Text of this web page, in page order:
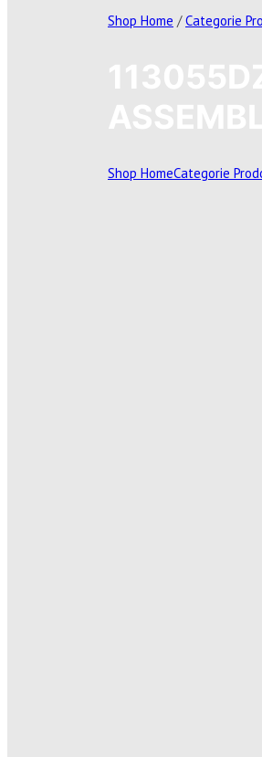
Shop Home /Categorie
Shop HomeCategorie